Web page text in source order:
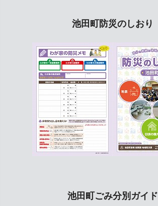
池田町防災のしおり
池田町ごみ分別ガイド